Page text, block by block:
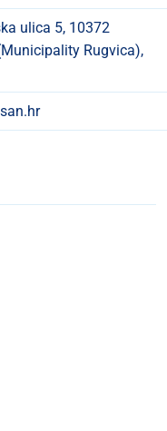
ulica 5, 10372
Rugvica),